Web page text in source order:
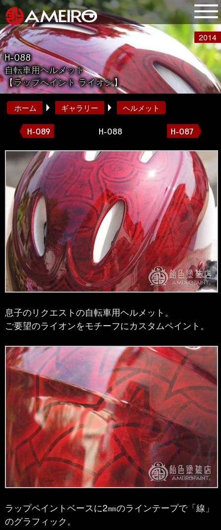
H-088
自転車用ヘルメット
【ラップペイント ライオン】
2014
ホーム ギャラリー ヘルメット
H-089 H-088 H-087
息子のリクエストの自転車用ヘルメット。
ご要望のライオンをモチーフにカスタムペイント。
ラップペイントベースに2㎜のラインテープで「線」
のグラフィック。